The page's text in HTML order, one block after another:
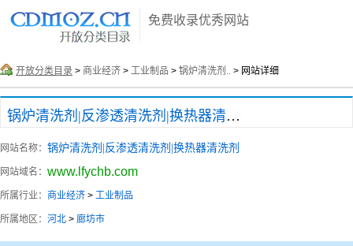
免费收录优秀网站
开放分类目录 > 商业经济 > 工业制品 > 锅炉清洗剂.. > 网站详细
锅炉清洗剂|反渗透清洗剂|换热器清洗剂
网站名称： 锅炉清洗剂|反渗透清洗剂|换热器清洗剂
网站域名： www.lfychb.com
所属行业： 商业经济 > 工业制品
所属地区： 河北 > 廊坊市